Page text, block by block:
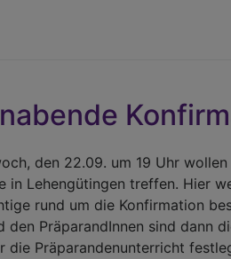
den 22.09. um 19 Uhr
in Lehengütingen treffen. Hier
rund um die Konfirmation
den PräparandInnen sind dann
die Präparandenunterricht